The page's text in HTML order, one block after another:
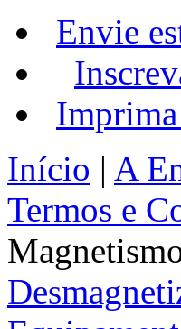
Envie
Início | A
Termos e